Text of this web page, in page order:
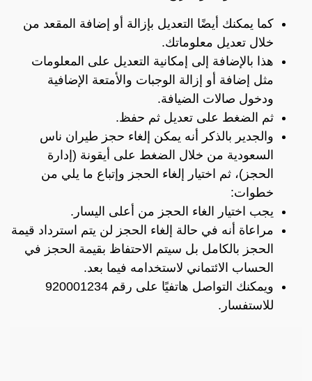
كما يمكنك أيضًا التعديل بإزالة أو إضافة المقعد من
خلال تعديل معلوماتك.
هذا بالإضافة إلى إمكانية التعديل على المعلومات
مثل إضافة أو إزالة الوجبات والأمتعة الإضافية
ودخول صالات الضيافة.
ثم الضغط على تعديل ثم حفظ.
والجدير بالذكر أنه يمكن إلغاء حجز طيران ناس
السعودية من خلال الضغط على أيقونة (إدارة
الحجز)، ثم اختيار إلغاء الحجز وإتباع ما يلي من
خطوات:
يجب اختيار الغاء الحجز من أعلى اليسار.
مراعاة أنه في حالة إلغاء الحجز لن يتم استرداد قيمة
الحجز بالكامل بل سيتم الاحتفاظ بقيمة الحجز في
الحساب الائتماني لاستخدامه فيما بعد.
ويمكنك التواصل هاتفيًا على رقم 920001234
للاستفسار.